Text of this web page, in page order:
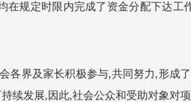
在规定时限内完成了资金分配下达工
各界及家长积极参与,共同努力,形成
续发展,因此,社会公众和受助对象对